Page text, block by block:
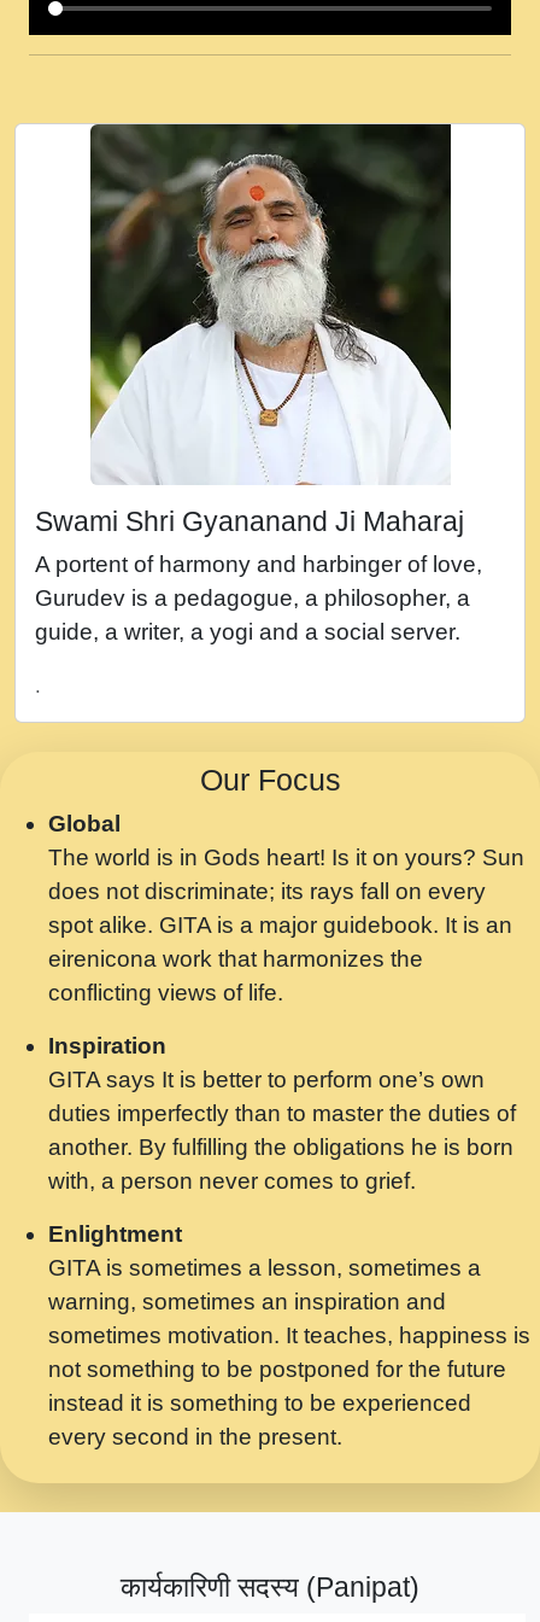
कई पकड क मर हथ र मह वदवन पहच दय! मह जन
Ki - Krishna Bhajan - New Bhajan 2020
#Ishwar Bhakti.mp3
जब से गीता ज्ञान पाया मैं बड़ी मस्ती में हूँ । 2018 -
Rishikesh - Ratan Ji Rasik.mp3
तन हल दल द सनव मड उतत सर रख क, नल रव त
गल लग जव त सर उतत हथ रख द!.mp3
तू कर प्रीतम से प्रीत, यूहीं दिन बीतते जाते हैं ।
2018 - Rishikesh - Swami Gyananand Ji
Maharaj.mp3
न म गवद गपल गद फर, पयर महन न रझद फर! shri
नह भरस रह लडडल... अपन खट करम क !!!! मह दद
सहर चरण क .....mp3
बगड नसब कसन सवर तर बगर Shri ravinandan
shastri ji maharaj.mp3
Chahe Ram Ho Chahe Shyam Ho.mp3
मझ अपन जवन बनन न आय, रठ हर क मनन न आय
Shri ravinandan shastri ji maharaj.mp3
मन अशांत मंत्र जाप - गीता प्रेरणा -Swami
Gyananand Ji Maharaj.mp3
मन बध लय परम वल कगन Special Shyam
Saawariya.mp3
मर गनय न अपरध लडडल शर रध.... Shri
ravinandan shastri ji maharaj.mp3
मेरे मन हरी का ध्यान लगा - भजन भाव - 2018 -
Rishikesh - Swami Gyananand Ji
Maharaj.mp3
यह हसरत तलब ह नकज कमर Yahi Hasraten
Talab Hai Bhav Pravah #bhajan.mp3
लडल ज बल ल क ज न लग Sadhvi Purnima Ji
7.9.2021 जवल नगर दलल #बसर.mp3
सख भ मझ पयर ह दख भ मझ पयर ह!छड म कस दत
सपरहट भजन 2021 - तर अखय ह जद भर बहर ज म
सपरहट शयम भजन - जय जय शयम जय जय शयम
Swami Shri Gyananand Ji Maharaj
A portent of harmony and harbinger of love,
Gurudev is a pedagogue, a philosopher, a
guide, a writer, a yogi and a social server.
.
Our Focus
Global
The world is in Gods heart! Is it on yours? Sun
does not discriminate; its rays fall on every
spot alike. GITA is a major guidebook. It is an
eirenicona work that harmonizes the
conflicting views of life.
Inspiration
GITA says It is better to perform one’s own
duties imperfectly than to master the duties of
another. By fulfilling the obligations he is born
with, a person never comes to grief.
Enlightment
GITA is sometimes a lesson, sometimes a
warning, sometimes an inspiration and
sometimes motivation. It teaches, happiness is
not something to be postponed for the future
instead it is something to be experienced
every second in the present.
कार्यकारिणी सदस्य (Panipat)